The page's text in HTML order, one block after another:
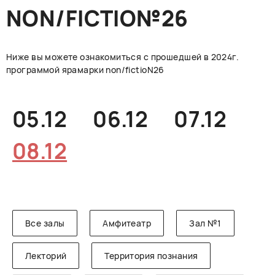
Контакты
РУССКИЙ ENGLISH CHINESE
NON/FICTIO№26
Ниже вы можете ознакомиться с прошедшей в 2024г.
программой ярамарки non/fictioN26
05.12 06.12
07.12
08.12
Все залы Амфитеатр Зал №1
Лекторий Территория познания